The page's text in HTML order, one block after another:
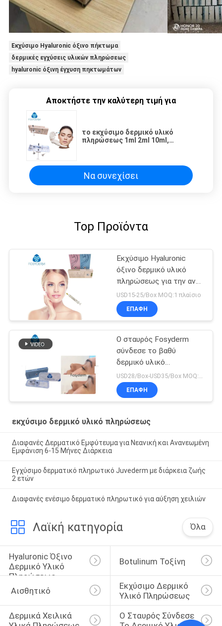
Εκχύσιμο Hyaluronic όξινο πήκτωμα
δερμικές εγχύσεις υλικών πληρώσεως
hyaluronic όξινη έγχυση πηκτωμάτων
Αποκτήστε την καλύτερη τιμή για
το εκχύσιμο δερμικό υλικό
πληρώσεως 1ml 2ml 10ml,
πληρώσεως εκτάριο
Να συνεχίσει
Top Προϊόντα
Εκχύσιμο Hyaluronic
όξινο δερμικό υλικό
πληρώσεως για την αντι
έγχυση γήρανσης
USD15-25/Box MOQ:1 πλαίσιο
ΕΠΑΦΉ
Ο σταυρός Fosyderm
σύνδεσε το βαθύ
δερμικό υλικό
πληρώσεως υλικών
πληρώσεως 2ml
γραμμών για τη μύτη
ΕΠΑΦΉ
εκχύσιμο δερμικό υλικό πληρώσεως
Διαφανές Δερματικό Εμφύτευμα για Νεανική και Ανανεωμένη
Εμφάνιση 6-15 Μήνες Διάρκεια
Εγχύσιμο δερματικό πληρωτικό Juvederm με διάρκεια ζωής
2 ετών
Διαφανές ενέσιμο δερματικό πληρωτικό για αύξηση χειλιών
Λαϊκή κατηγορία Όλα
Hyaluronic Όξινο
Δερμικό Υλικό
Πληρώσεως
Botulinum Τοξίνη
Αισθητικό
Εκχύσιμο Δερμικό
Υλικό Πληρώσεως
Δερμικά Χειλικά
Ο Σταυρός Σύνδεσε